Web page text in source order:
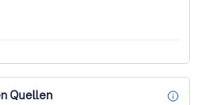
Quellen